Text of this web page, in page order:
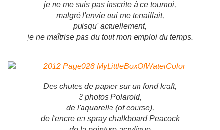
je ne me suis pas inscrite à ce tournoi,
malgré l'envie qui me tenaillait,
puisqu' actuellement,
je ne maîtrise pas du tout mon emploi du temps.
Des chutes de papier sur un fond kraft,
3 photos Polaroid,
de l'aquarelle (of course),
de l'encre en spray chalkboard Peacock